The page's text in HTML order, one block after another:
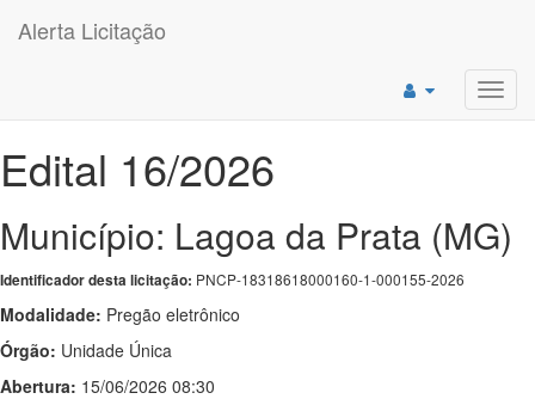
Alerta Licitação
Edital 16/2026
Município: Lagoa da Prata (MG)
Identificador desta licitação: PNCP-18318618000160-1-000155-2026
Modalidade: Pregão eletrônico
Órgão: Unidade Única
Abertura: 15/06/2026 08:30